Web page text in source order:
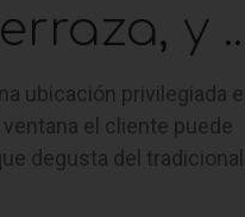
y
ubicación privilegiada
el cliente puede
degusta del tradicional